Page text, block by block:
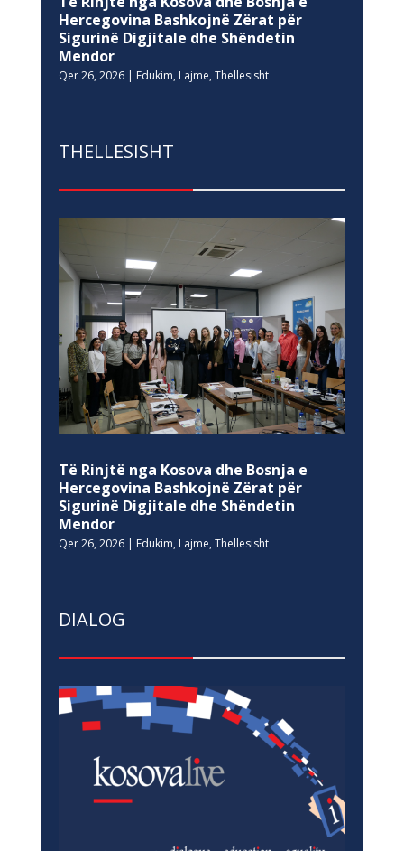
Hercegovina Bashkojnë Zërat për
Sigurinë Digjitale dhe Shëndetin
Mendor
Qer 26, 2026| Edukim, Lajme, Thellesisht
THELLESISHT
Të Rinjtë nga Kosova dhe Bosnja e
Hercegovina Bashkojnë Zërat për
Sigurinë Digjitale dhe Shëndetin
Mendor
Qer 26, 2026| Edukim, Lajme, Thellesisht
DIALOG